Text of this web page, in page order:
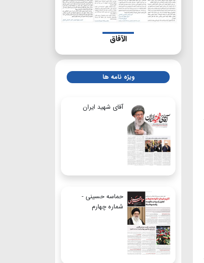
الآفاق
ویژه نامه ها
آقای شهید ایران
حماسه حسینی -
شماره چهارم